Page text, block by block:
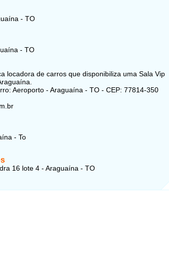
- TO
- TO
locadora de carros que disponibiliza uma Sala Vip
Aeroporto - Araguaína - TO - CEP: 77814-350
- To
16 lote 4 - Araguaína - TO